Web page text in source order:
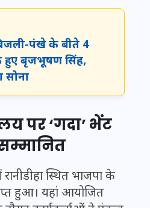
पंखे के बीते 4
हुए बृजभूषण सिंह,
सोना
पर ‘गदा’ भेंट
स्थित भाजपा के
हुआ। यहां आयोजित